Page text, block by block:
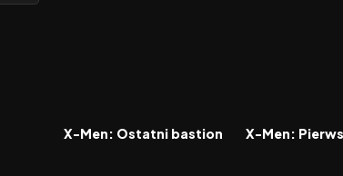
FILM
X-Men: Ostatni bastion FILM
X-Men: